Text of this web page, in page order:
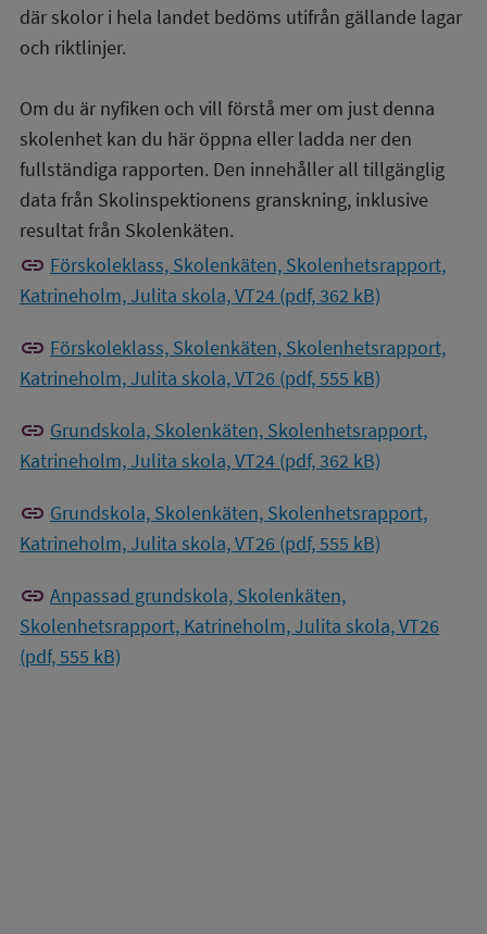
där skolor i hela landet bedöms utifrån gällande lagar
och riktlinjer.
Om du är nyfiken och vill förstå mer om just denna
skolenhet kan du här öppna eller ladda ner den
fullständiga rapporten. Den innehåller all tillgänglig
data från Skolinspektionens granskning, inklusive
resultat från Skolenkäten.
link Förskoleklass, Skolenkäten, Skolenhetsrapport,
Katrineholm, Julita skola, VT24 (pdf, 362 kB)
link Förskoleklass, Skolenkäten, Skolenhetsrapport,
Katrineholm, Julita skola, VT26 (pdf, 555 kB)
link Grundskola, Skolenkäten, Skolenhetsrapport,
Katrineholm, Julita skola, VT24 (pdf, 362 kB)
link Grundskola, Skolenkäten, Skolenhetsrapport,
Katrineholm, Julita skola, VT26 (pdf, 555 kB)
link Anpassad grundskola, Skolenkäten,
Skolenhetsrapport, Katrineholm, Julita skola, VT26
(pdf, 555 kB)